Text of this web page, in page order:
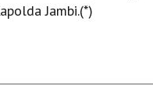
Jambi.(*)